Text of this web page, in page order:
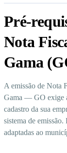
Pré-
Nota
Gama
A emissão de Nota
Gama — GO exige
cadastro da sua
sistema de emissão.
adaptadas ao